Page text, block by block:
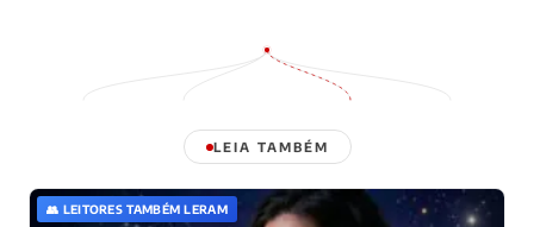
LEIA TAMBÉM
👥 LEITORES TAMBÉM LERAM